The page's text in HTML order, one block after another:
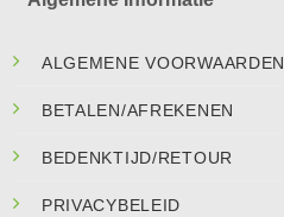
ALGEMENE VOORWAARDEN
BETALEN/AFREKENEN
BEDENKTIJD/RETOUR
PRIVACYBELEID